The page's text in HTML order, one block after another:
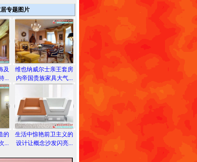
专题图片
及
...
的
...
维也纳威尔士亲王套房
内帝国贵族家具大气...
生活中惊艳前卫主义的
设计让概念沙发闪亮...